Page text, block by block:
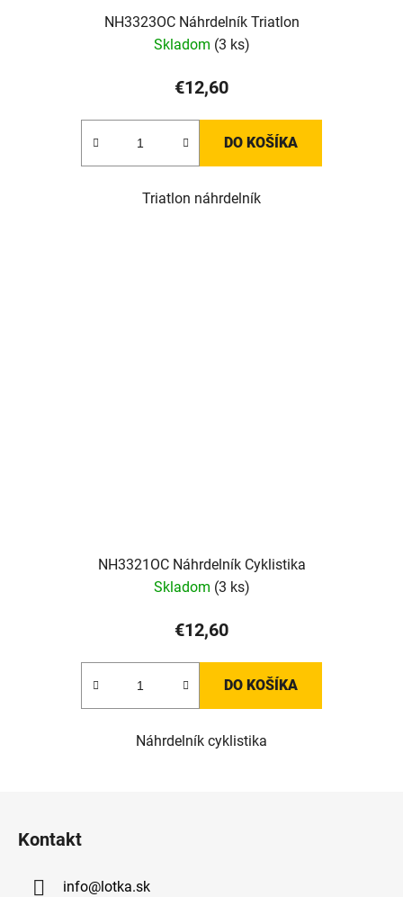
NH3323OC Náhrdelník Triatlon
Skladom (3 ks)
€12,60
DO KOŠÍKA
Triatlon náhrdelník
NH3321OC Náhrdelník Cyklistika
Skladom (3 ks)
€12,60
DO KOŠÍKA
Náhrdelník cyklistika
Kontakt
info@lotka.sk